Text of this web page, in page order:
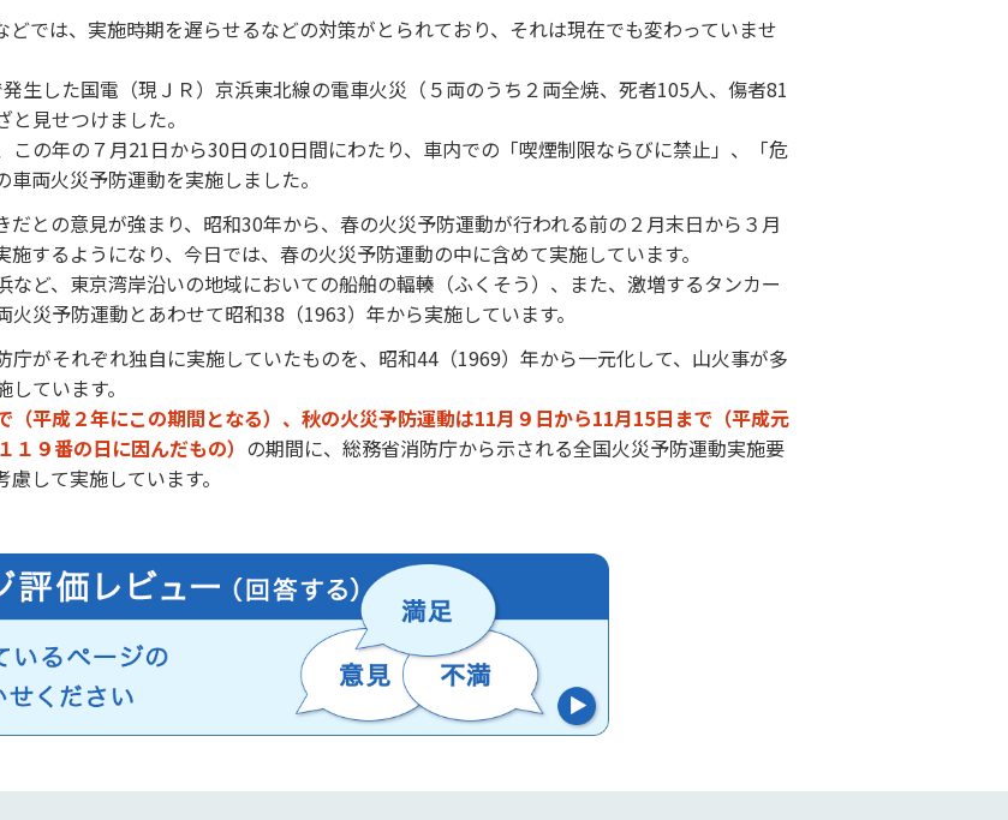
では、実施時期を遅らせるなどの対策がとられており、それは現在でも変わっていませ
生した国電（現ＪＲ）京浜東北線の電車火災（５両のうち２両全焼、死者105人、傷者81
見せつけました。
この年の７月21日から30日の10日間にわたり、車内での「喫煙制限ならびに禁止」、「危
両火災予防運動を実施しました。
との意見が強まり、昭和30年から、春の火災予防運動が行われる前の２月末日から３月
するようになり、今日では、春の火災予防運動の中に含めて実施しています。
ど、東京湾岸沿いの地域においての船舶の輻輳（ふくそう）、また、激増するタンカー
災予防運動とあわせて昭和38（1963）年から実施しています。
庁がそれぞれ独自に実施していたものを、昭和44（1969）年から一元化して、山火事が多
ています。
平成２年にこの期間となる）、秋の火災予防運動は11月９日から11月15日まで（平成元
９番の日に因んだもの） の期間に、総務省消防庁から示される全国火災予防運動実施要
して実施しています。